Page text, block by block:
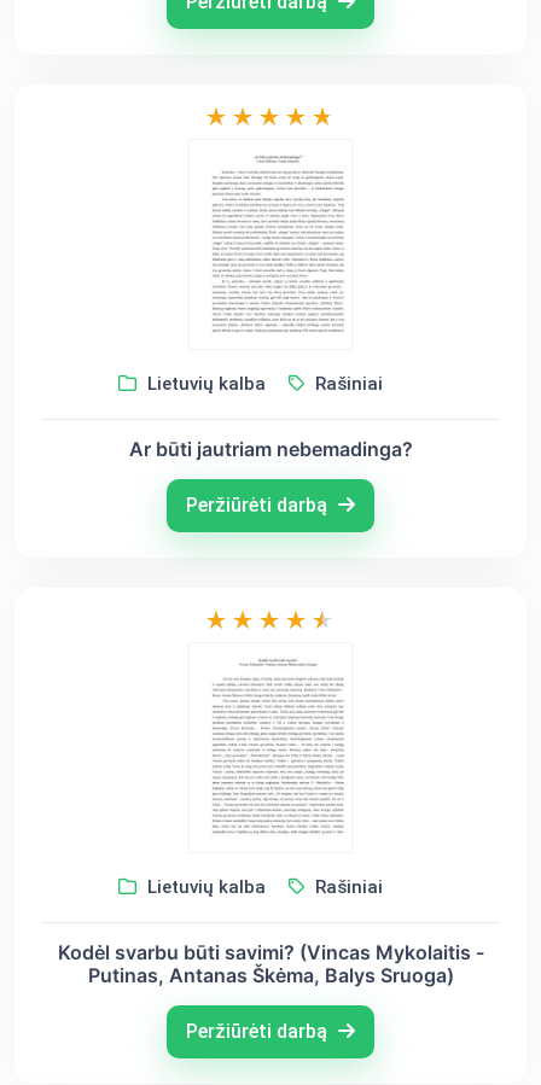
Lietuvių kalba Rašiniai
Ar būti jautriam nebemadinga?
Peržiūrėti darbą
Lietuvių kalba Rašiniai
Kodėl svarbu būti savimi? (Vincas Mykolaitis -
Putinas, Antanas Škėma, Balys Sruoga)
Peržiūrėti darbą